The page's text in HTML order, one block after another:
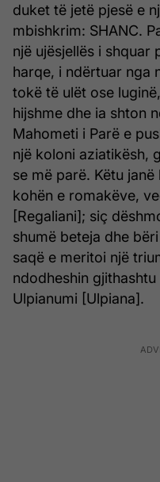
duket të jetë pjesë e
mbishkrim: SHANC.
një ujësjellës i
harqe, i ndërtuar nga
tokë të ulët ose
hijshme dhe ia shton
Mahometi i Parë e
një koloni aziatikësh,
se më parë. Këtu
kohën e romakëve,
[Regaliani]; siç
shumë beteja dhe
saqë e meritoi një
ndodheshin
Ulpianumi [Ulpiana].